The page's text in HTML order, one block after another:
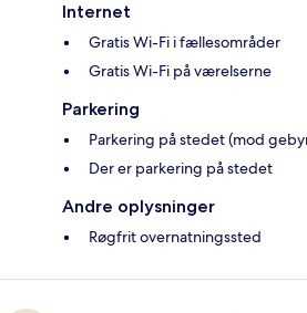
Internet
Gratis Wi-Fi i fællesområder
Gratis Wi-Fi på værelserne
Parkering
Parkering på stedet (mod
Der er parkering på stedet
Andre oplysninger
Røgfrit overnatningssted